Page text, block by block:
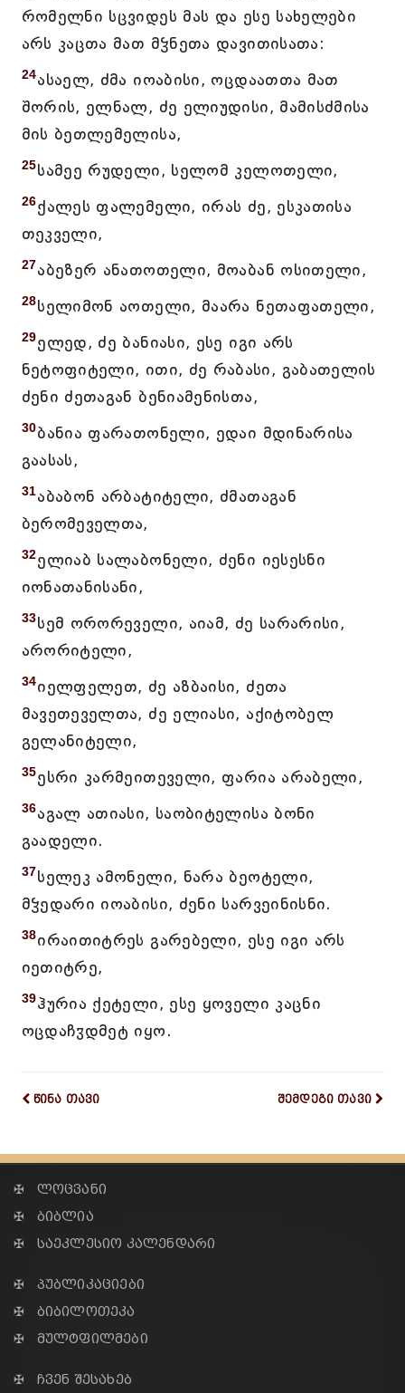
რომელნი სცვიდეს მას და ესე სახელები
არს კაცთა მათ მჴნეთა დავითისათა:
24ასაელ, ძმა იოაბისი, ოცდაათთა მათ
შორის, ელნალ, ძე ელიუდისი, მამისძმისა
მის ბეთლემელისა,
25სამეე რუდელი, სელომ კელოთელი,
26ქალეს ფალემელი, ირას ძე, ესკათისა
თეკველი,
27აბეზერ ანათოთელი, მოაბან ოსითელი,
28სელიმონ აოთელი, მაარა ნეთაფათელი,
29ელედ, ძე ბანიასი, ესე იგი არს
ნეტოფიტელი, ითი, ძე რაბასი, გაბათელის
ძენი ძეთაგან ბენიამენისთა,
30ბანია ფარათონელი, ედაი მდინარისა
გაასას,
31აბაბონ არბატიტელი, ძმათაგან
ბერომეველთა,
32ელიაბ სალაბონელი, ძენი იესესნი
იონათანისანი,
33სემ ორორეველი, აიამ, ძე სარარისი,
არორიტელი,
34იელფელეთ, ძე აზბაისი, ძეთა
მავეთეველთა, ძე ელიასი, აქიტობელ
გელანიტელი,
35ესრი კარმეითეველი, ფარია არაბელი,
36აგალ ათიასი, საობიტელისა ბონი
გაადელი.
37სელეკ ამონელი, ნარა ბეოტელი,
მჴედარი იოაბისი, ძენი სარვეინისნი.
38ირაითიტრეს გარებელი, ესე იგი არს
იეთიტრე,
39ჰურია ქეტელი, ესე ყოველი კაცნი
ოცდაჩჳდმეტ იყო.
წინა თავი შემდეგი თავი
✠ ლოცვანი
✠ ბიბლია
✠ საეკლესიო კალენდარი
✠ პუბლიკაციები
✠ ბიბილოთეკა
✠ მულტფილმები
✠ ჩვენ შესახებ